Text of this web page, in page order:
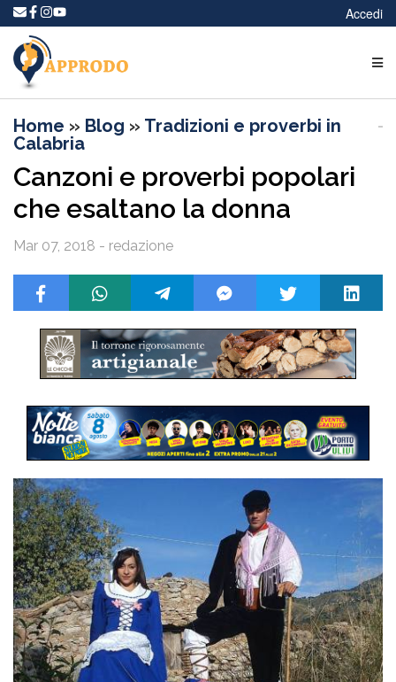
Accedi
Home » Blog » Tradizioni e proverbi in
Calabria
Canzoni e proverbi popolari
che esaltano la donna
Mar 07, 2018 - redazione